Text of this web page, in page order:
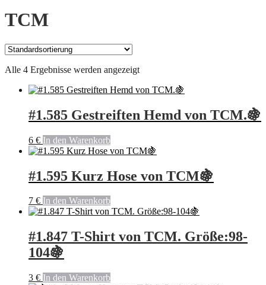
TCM
Alle 4 Ergebnisse werden angezeigt
#1.585 Gestreiften Hemd von TCM.🍇
6 € In den Warenkorb
#1.595 Kurz Hose von TCM🍇
7 € In den Warenkorb
#1.847 T-Shirt von TCM. Größe:98-
104🍇
3 € In den Warenkorb